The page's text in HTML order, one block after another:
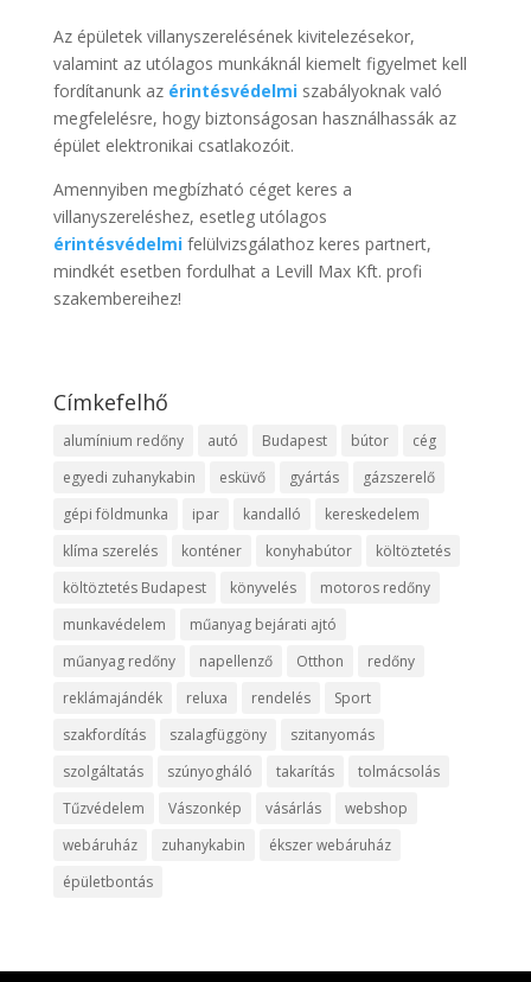
Az épületek villanyszerelésének kivitelezésekor,
valamint az utólagos munkáknál kiemelt figyelmet kell
fordítanunk az érintésvédelmi szabályoknak való
megfelelésre, hogy biztonságosan használhassák az
épület elektronikai csatlakozóit.
Amennyiben megbízható céget keres a
villanyszereléshez, esetleg utólagos
érintésvédelmi felülvizsgálathoz keres partnert,
mindkét esetben fordulhat a Levill Max Kft. profi
szakembereihez!
Címkefelhő
alumínium redőny autó Budapest bútor
cég
egyedi zuhanykabin
esküvő gyártás
gázszerelő
gépi földmunka
ipar kandalló
kereskedelem
klíma szerelés
konténer konyhabútor
költöztetés
költöztetés Budapest
könyvelés
motoros redőny
munkavédelem
műanyag bejárati ajtó
műanyag redőny
napellenző Otthon
redőny
reklámajándék
reluxa rendelés
Sport
szakfordítás
szalagfüggöny
szitanyomás
szolgáltatás
szúnyogháló takarítás
tolmácsolás
Tűzvédelem
Vászonkép vásárlás
webshop
webáruház
zuhanykabin
ékszer webáruház
épületbontás